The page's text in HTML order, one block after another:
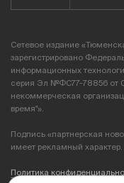
Сетевое издание
зарегистрировано
информационных
серия Эл №ФС77-78856 от
некоммерческая
время"».
Подпись «партнерская
имеет рекламный характер.
Политика